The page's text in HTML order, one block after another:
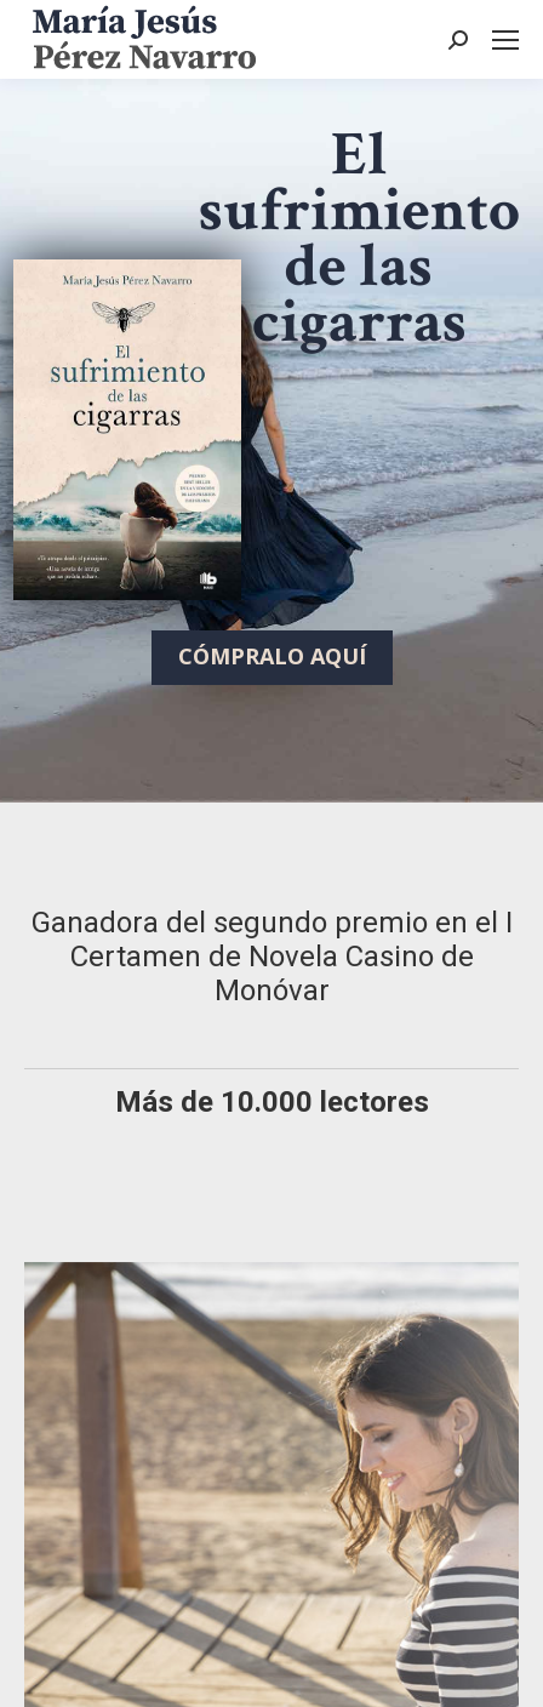
Buscar:
El
sufrimiento
de las
cigarras
CÓMPRALO AQUÍ
Ganadora del segundo premio en el I
Certamen de Novela Casino de
Monóvar
Más de 10.000 lectores